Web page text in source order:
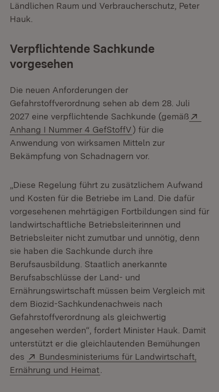
Ländlichen Raum und Verbraucherschutz, Peter
Hauk.
Verpflichtende Sachkunde
vorgesehen
Die neuen Anforderungen der
Gefahrstoffverordnung sehen ab dem 28. Juli
2027 eine verpflichtende Sachkunde (gemäß
Anhang I Nummer 4 GefStoffV(Öffnet in neuem
) für die
Anwendung von wirksamen Mitteln zur
Bekämpfung von Schadnagern vor.
„Diese Regelung führt zu zusätzlichem Aufwand
und Kosten für die Betriebe im Land. Die dafür
vorgesehenen mehrtägigen Fortbildungen sind für
landwirtschaftliche Betriebsleiterinnen und
Betriebsleiter nicht zumutbar und unnötig, denn
sie haben die Sachkunde durch ihre
Berufsausbildung. Staatlich anerkannte
Berufsabschlüsse der Land- und
Ernährungswirtschaft müssen beim Vergleich mit
dem Biozid-Sachkundenachweis nach
Gefahrstoffverordnung als gleichwertig
angesehen werden“, fordert Minister Hauk. Damit
unterstützt er die gleichlautenden Bemühungen
des
Extern:
Bundesministeriums für Landwirtschaft,
Ernährung und Heimat